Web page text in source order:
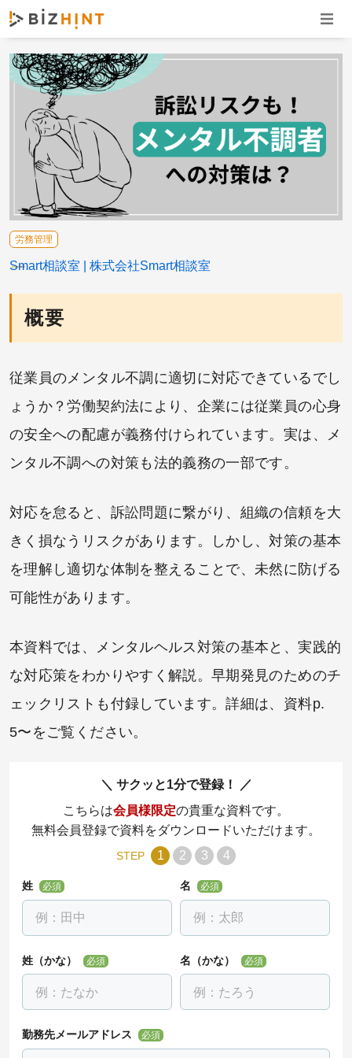
ナビ
概要
従業員のメンタル不調に適切に対応できているでし
ょうか？労働契約法により、企業には従業員の心身
の安全への配慮が義務付けられています。実は、メ
ンタル不調への対策も法的義務の一部です。
対応を怠ると、訴訟問題に繋がり、組織の信頼を大
きく損なうリスクがあります。しかし、対策の基本
を理解し適切な体制を整えることで、未然に防げる
可能性があります。
本資料では、メンタルヘルス対策の基本と、実践的
な対応策をわかりやすく解説。早期発見のためのチ
ェックリストも付録しています。詳細は、資料p.
5〜をご覧ください。
労務管理
Smart相談室 株式会社Smart相談室
サクッと1分で登録！
こちらは会員様限定の貴重な資料です。
無料会員登録で資料をダウンロードいただけます。
STEP 1 2 3 4
姓 必須 名 必須
姓（かな） 必須 名（かな） 必須
勤務先メールアドレス 必須